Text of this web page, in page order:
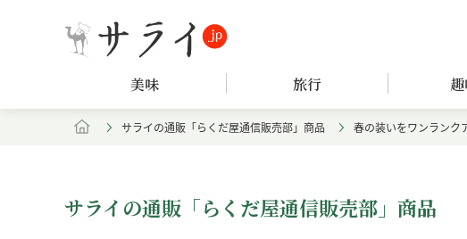
美味 旅行
サライの通販「らくだ屋通信販売部」商品 春の装いをワンランク
サライの通販「らくだ屋通信販売部」商品